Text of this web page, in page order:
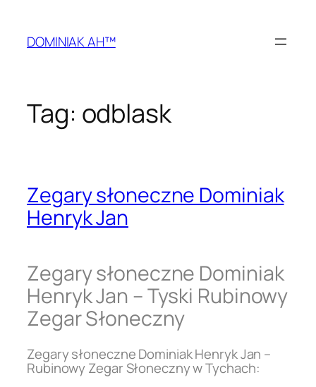
treściDOMINIAK AH™
Tag: odblask
Zegary słoneczne Dominiak
Henryk Jan
Zegary słoneczne Dominiak
Henryk Jan – Tyski Rubinowy
Zegar Słoneczny
Zegary słoneczne Dominiak Henryk Jan –
Rubinowy Zegar Słoneczny w Tychach: